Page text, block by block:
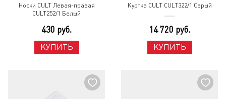
Носки CULT Левая-правая
CULT252/1 Белый
430 руб.
КУПИТЬ
Куртка CULT CULT322/1 Серый
14 720 руб.
КУПИТЬ